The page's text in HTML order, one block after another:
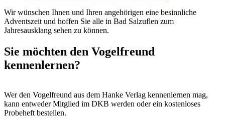
Wir wünschen Ihnen und Ihren angehörigen eine besinnliche
Adventszeit und hoffen Sie alle in Bad Salzuflen zum
Jahresausklang sehen zu können.
Sie möchten den Vogelfreund
kennenlernen?
Wer den Vogelfreund aus dem Hanke Verlag kennenlernen mag,
kann entweder Mitglied im DKB werden oder ein kostenloses
Probeheft bestellen.